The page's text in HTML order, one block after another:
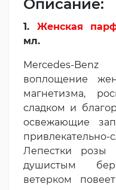
Описание:
1. Женская
мл.
Mercedes-
воплощение
магнетизма,
сладком и
освежающие
привлекательно-
Лепестки розы
душистым
ветерком